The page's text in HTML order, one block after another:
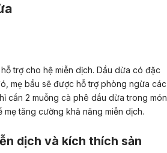
trợ cho hệ miễn dịch. Dầu dừa có đặc
mẹ bầu sẽ được hỗ trợ phòng ngừa các
cần 2 muỗng cà phê dầu dừa trong món
tăng cường khả năng miễn dịch.
dịch và kích thích sản